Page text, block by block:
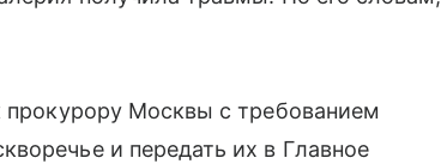
прокурору Москвы с требованием
и передать их в Главное